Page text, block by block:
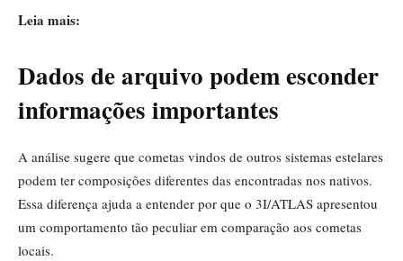
Leia mais:
Dados de arquivo podem esconder
informações importantes
A análise sugere que cometas vindos de outros sistemas estelares
podem ter composições diferentes das encontradas nos nativos.
Essa diferença ajuda a entender por que o 3I/ATLAS apresentou
um comportamento tão peculiar em comparação aos cometas
locais.